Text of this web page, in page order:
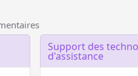
gratuit Obtenir le
Support des
d'assistance